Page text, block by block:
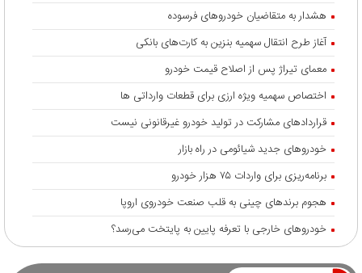
هشدار به متقاضیان خودروهای فرسوده
آغاز طرح انتقال سهمیه بنزین به کارت‌های بانکی
معمای تیراژ پس از اصلاح قیمت خودرو
اختصاص سهمیه ویژه ارزی برای قطعات وارداتی ها
قراردادهای مشارکت در تولید خودرو غیرقانونی نیست
خودروهای جدید شیائومی در راه بازار
برنامه‌ریزی برای واردات ۷۵ هزار خودرو
هجوم برندهای چینی به قلب صنعت خودروی اروپا
خودروهای خارجی با تعرفه پایین به پایتخت می‌رسد؟